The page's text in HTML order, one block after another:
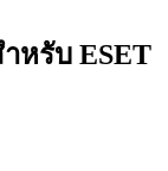
หรับ ESET